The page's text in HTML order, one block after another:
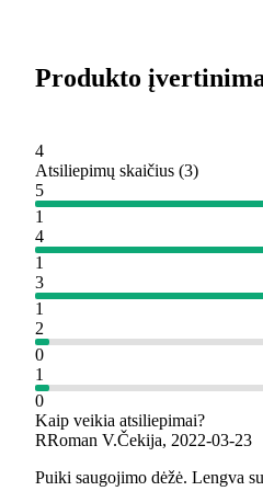
Produkto
4
Atsiliepimų skaičius (3)
5
1
4
1
3
1
2
0
1
0
Kaip veikia atsiliepimai?
RRoman V.Čekija, 2022‑03‑23
Puiki saugojimo dėžė. Lengva